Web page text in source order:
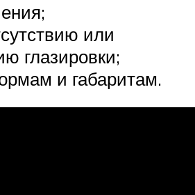
или
глазировки;
и габаритам.